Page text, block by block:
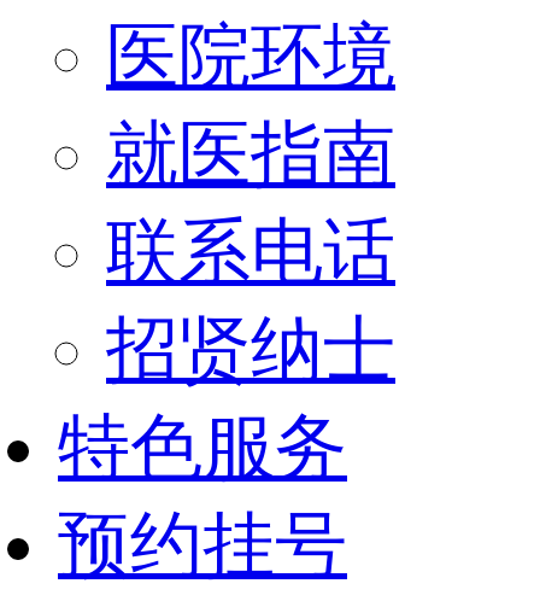
医院环境
就医指南
联系电话
招贤纳士
特色服务
预约挂号